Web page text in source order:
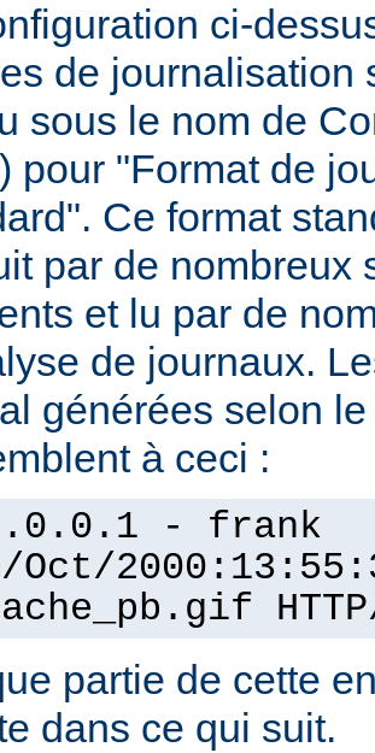
ci-
de journalisation
sous le nom de
pour "Format de
Ce format
par de nombreux
et lu par de
de journaux.
générées selon
à ceci :
- frank
Oct/
partie de cette
dans ce qui suit.